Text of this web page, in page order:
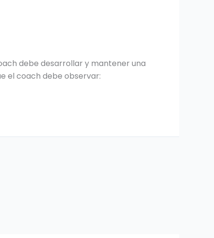
debe desarrollar y mantener una
el coach debe observar: